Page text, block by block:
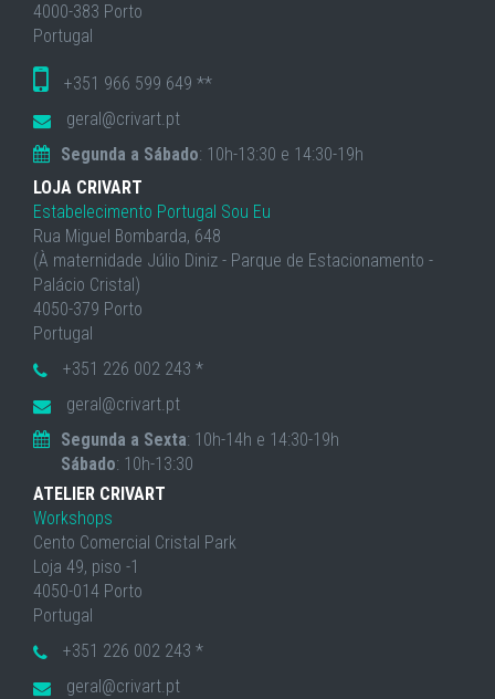
4000-383 Porto
Portugal
+351 966 599 649 **
geral@crivart.pt
Segunda a Sábado: 10h-13:30 e 14:30-19h
LOJA CRIVART
Estabelecimento Portugal Sou Eu
Rua Miguel Bombarda, 648
(À maternidade Júlio Diniz - Parque de Estacionamento -
Palácio Cristal)
4050-379 Porto
Portugal
+351 226 002 243 *
geral@crivart.pt
Segunda a Sexta: 10h-14h e 14:30-19h
Sábado: 10h-13:30
ATELIER CRIVART
Workshops
Cento Comercial Cristal Park
Loja 49, piso -1
4050-014 Porto
Portugal
+351 226 002 243 *
geral@crivart.pt